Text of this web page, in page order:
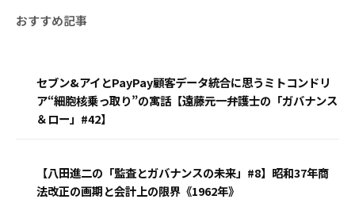
セブン&アイとPayPay顧客データ統合に思うミトコンドリ
ア“細胞核乗っ取り”の寓話【遠藤元一弁護士の「ガバナンス
＆ロー」#42】
【八田進二の「監査とガバナンスの未来」#8】昭和37年商
法改正の画期と会計上の限界《1962年》